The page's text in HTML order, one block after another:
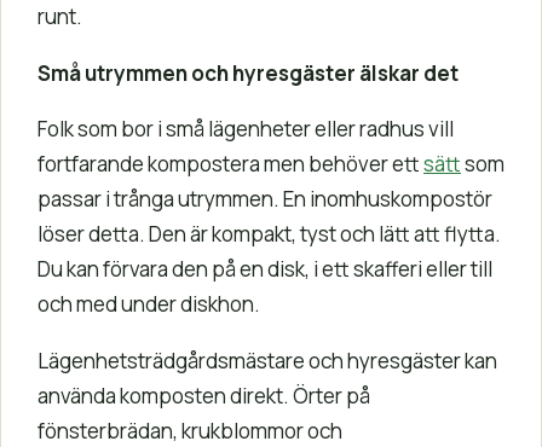
runt.
Små utrymmen och hyresgäster älskar det
Folk som bor i små lägenheter eller radhus vill
fortfarande kompostera men behöver ettsättsom
passar i trånga utrymmen. En inomhuskompostör
löser detta. Den är kompakt, tyst och lätt att flytta.
Du kan förvara den på en disk, i ett skafferi eller till
och med under diskhon.
Lägenhetsträdgårdsmästare och hyresgäster kan
använda komposten direkt. Örter på
fönsterbrädan, krukblommor och